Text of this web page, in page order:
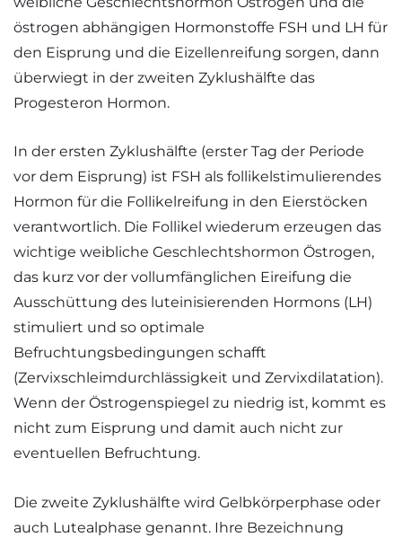
östrogen abhängigen Hormonstoffe FSH und LH für
den Eisprung und die Eizellenreifung sorgen, dann
überwiegt in der zweiten Zyklushälfte das
Progesteron Hormon.
In der ersten Zyklushälfte (erster Tag der Periode
vor dem Eisprung) ist FSH als follikelstimulierendes
Hormon für die Follikelreifung in den Eierstöcken
verantwortlich. Die Follikel wiederum erzeugen das
wichtige weibliche Geschlechtshormon Östrogen,
das kurz vor der vollumfänglichen Eireifung die
Ausschüttung des luteinisierenden Hormons (LH)
stimuliert und so optimale
Befruchtungsbedingungen schafft
(Zervixschleimdurchlässigkeit und Zervixdilatation).
Wenn der Östrogenspiegel zu niedrig ist, kommt es
nicht zum Eisprung und damit auch nicht zur
eventuellen Befruchtung.
Die zweite Zyklushälfte wird Gelbkörperphase oder
auch Lutealphase genannt. Ihre Bezeichnung